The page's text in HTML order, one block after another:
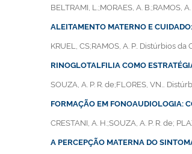
BELTRAMI, L.;MORAES, A. B.;RAMOS,
ALEITAMENTO MATERNO E
KRUEL, CS;RAMOS, A. P.. Distúrbios
RINOGLOTALFILIA COMO
SOUZA, A. P. R. de;FLORES, VN…
FORMAÇÃO EM FONOAUDIOLOGIA:
CRESTANI, A. H.;SOUZA, A. P. R. de;
A PERCEPÇÃO MATERNA DO